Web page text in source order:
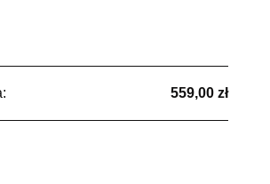
559,00 zł